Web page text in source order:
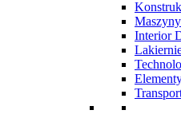
Interior